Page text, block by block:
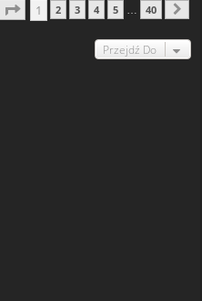
Strona1 40
1 2 3 4 5 40
Przejdź Do